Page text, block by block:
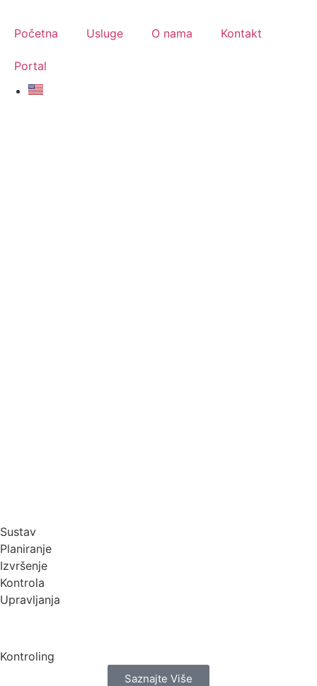
Početna Usluge O nama Kontakt
Portal
Sustav
Planiranje
Izvršenje
Kontrola
Upravljanja
Kontroling
Saznajte Više